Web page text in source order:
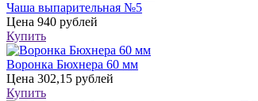
Чаша выпарительная №5
Цена 940 рублей
Купить
Воронка Бюхнера 60 мм
Цена 302,15 рублей
Купить